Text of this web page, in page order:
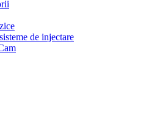
de injectare